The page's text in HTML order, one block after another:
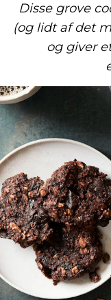
Disse grove
(og lidt af det
og giver